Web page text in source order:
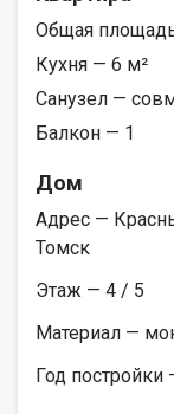
Общая
Кухня — 6 м²
Санузел —
Балкон — 1
Дом
Адрес —
Томск
Этаж — 4 / 5
Материал —
Год постройки